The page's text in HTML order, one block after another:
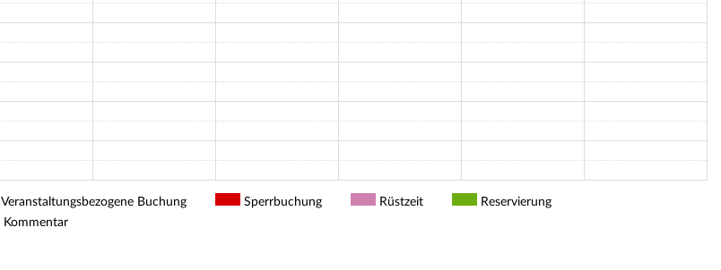
Veranstaltungsbezogene Buchung Sperrbuchung Rüstzeit
Reservierung
Kommentar